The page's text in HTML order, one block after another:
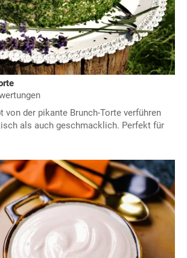
von der pikante Brunch-Torte verführen
als auch geschmacklich. Perfekt für